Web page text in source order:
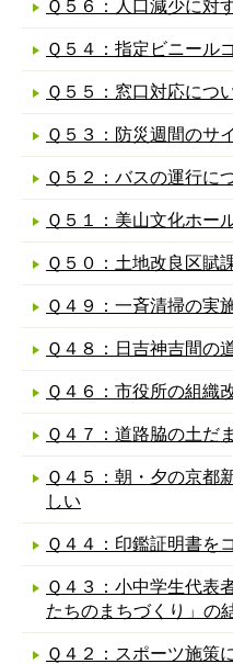
Ｑ５６：人口減少に対
Ｑ５４：指定ビニール
Ｑ５５：窓口対応につ
Ｑ５３：防災週間のサ
Ｑ５２：バスの運行に
Ｑ５１：美山文化ホー
Ｑ５０：土地改良区賦
Ｑ４９：一斉清掃の実
Ｑ４８：日吉神吉間の
Ｑ４６：市役所の組織
Ｑ４７：道路脇の土だ
Ｑ４５：朝・夕の京都
しい
Ｑ４４：印鑑証明書を
Ｑ４３：小中学生代表
たちのまちづくり」の
Ｑ４２：スポーツ施策